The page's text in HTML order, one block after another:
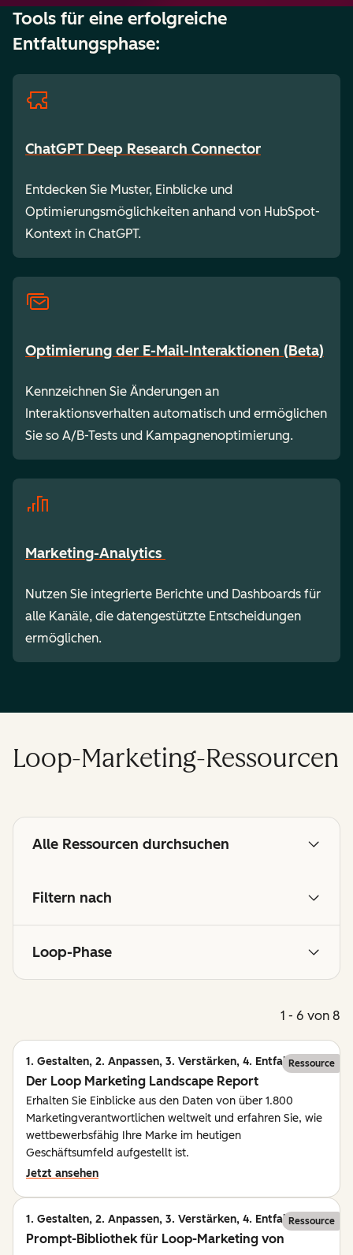
Tools für eine erfolgreiche
Entfaltungsphase:
ChatGPT Deep Research Connector
Entdecken Sie Muster, Einblicke und
Optimierungsmöglichkeiten anhand von HubSpot-
Kontext in ChatGPT.
Optimierung der E-Mail-Interaktionen (Beta)
Kennzeichnen Sie Änderungen an
Interaktionsverhalten automatisch und ermöglichen
Sie so A/B-Tests und Kampagnenoptimierung.
Marketing-Analytics
Nutzen Sie integrierte Berichte und Dashboards für
alle Kanäle, die datengestützte Entscheidungen
ermöglichen.
Loop-Marketing-Ressourcen
Alle Ressourcen durchsuchen
Filtern nach
Loop-Phase
1 - 6 von 8
1. Gestalten, 2. Anpassen, 3. Verstärken, 4. EntfaltenRessource
Der Loop Marketing Landscape Report
Erhalten Sie Einblicke aus den Daten von über 1.800
Marketingverantwortlichen weltweit und erfahren Sie, wie
wettbewerbsfähig Ihre Marke im heutigen
Geschäftsumfeld aufgestellt ist.
Jetzt ansehen
1. Gestalten, 2. Anpassen, 3. Verstärken, 4. EntfaltenRessource
Prompt-Bibliothek für Loop-Marketing von